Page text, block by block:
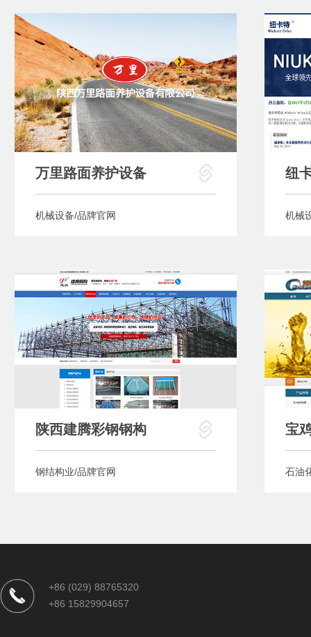
万里路面养护设备
机械设备/品牌官网
纽
机械
陕西建腾彩钢钢构
钢结构业/品牌官网
宝
石油
+86 (029) 88765320
+86 15829904657